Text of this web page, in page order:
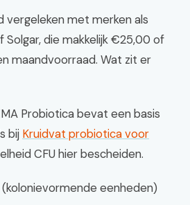
vergeleken met merken als
die makkelijk €25,00 of
maandvoorraad. Wat zit er
Probiotica bevat een basis
bij Kruidvat probiotica voor
CFU hier bescheiden.
(kolonievormende eenheden)